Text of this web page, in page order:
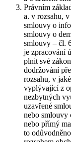
Právním
a. v rozsahu,
smlouvy o
smlouvy o
smlouvy – čl.
je zpracování
plnit své
dodržování
rozsahu, v
vyplývající z
nezbytných
uzavřené
nebo smlouvy
nebo přímý
to